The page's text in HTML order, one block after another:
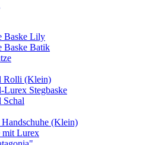
Baske Lily
Baske Batik
Rolli (Klein)
Stegbaske
Schal
Handschuhe (Klein)
mit Lurex